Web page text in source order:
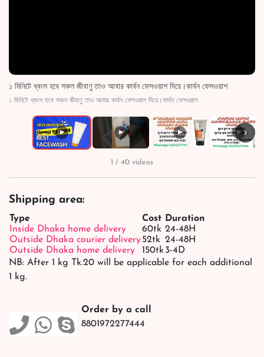
১ মিনিটে ধ্বংস হবে সকল জীবাণু তাও আবার কার্বন ফেসওয়াশ দিয়ে।কার্বন ফেসওয়াশ
১ মিনিটে ধ্বংস হবে সকল জীবাণু তাও আবার কার্বন ফেসওয়াশ দিয়ে।কার্বন ফেসওয়াশ
▶ ▶ ▶ ▶ ›
1 / 40 videos
Shipping area:
Type Cost Duration
Inside Dhaka home delivery
60tk 24-48H
Outside Dhaka courier delivery52tk 24-48H
Outside Dhaka home delivery
150tk3-4D
NB: After 1 kg Tk.20 will be applicable for each additional
1 kg.
Order by a call
8801972277444